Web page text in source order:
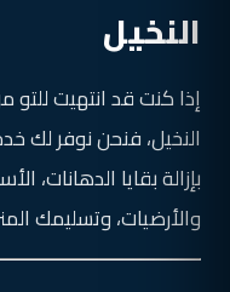
النخيل
إذا كنت قد انتهيت
النخيل، فنحن نوفر لك
بإزالة بقايا الدهانات،
والأرضيات، وتسليمك